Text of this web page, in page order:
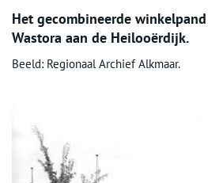
Het gecombineerde
Wastora aan de Heilooërdijk.
Beeld: Regionaal Archief Alkmaar.